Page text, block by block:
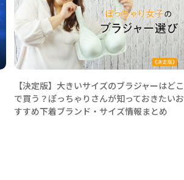
【決定版】大きいサイズのブラジャーはどこ
で買う？ぽっちゃりさんが知っておきたいお
すすめ下着ブランド・サイズ情報まとめ